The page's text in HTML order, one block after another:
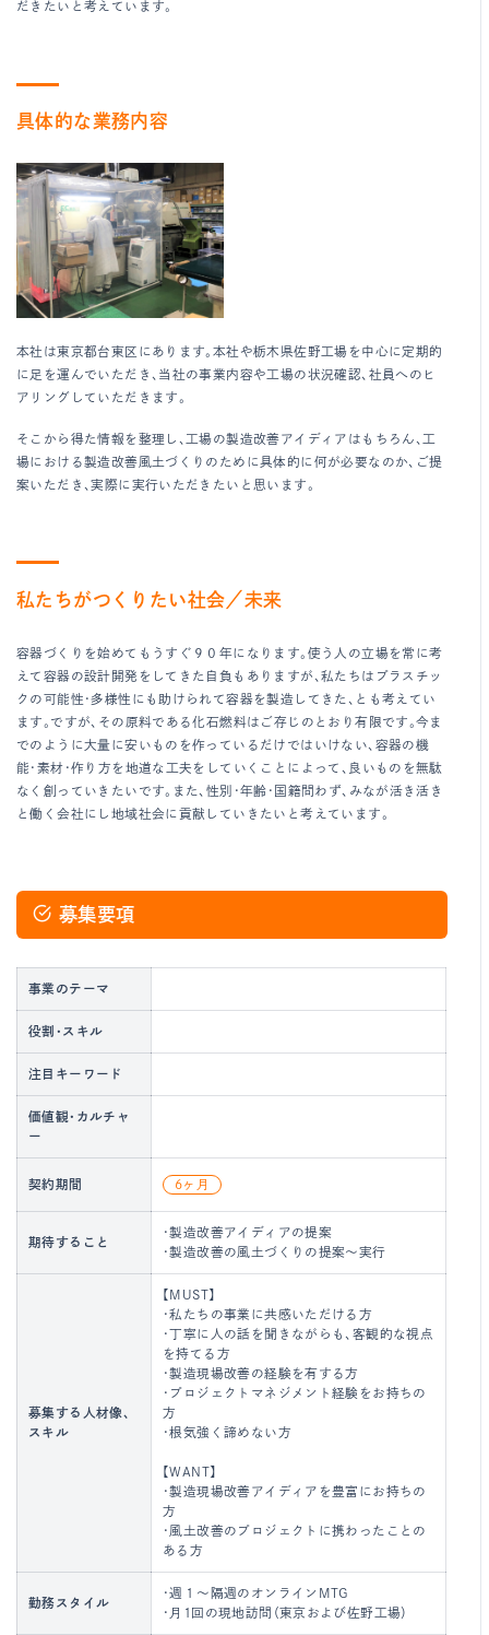
だきたいと考えています。
具体的な業務内容
本社は東京都台東区にあります。本社や栃木県佐野工場を中心に定期的
に足を運んでいただき、当社の事業内容や工場の状況確認、社員へのヒ
アリングしていただきます。
そこから得た情報を整理し、工場の製造改善アイディアはもちろん、工
場における製造改善風土づくりのために具体的に何が必要なのか、ご提
案いただき、実際に実行いただきたいと思います。
私たちがつくりたい社会／未来
容器づくりを始めてもうすぐ９０年になります。使う人の立場を常に考
えて容器の設計開発をしてきた自負もありますが、私たちはプラスチッ
クの可能性・多様性にも助けられて容器を製造してきた、とも考えてい
ます。ですが、その原料である化石燃料はご存じのとおり有限です。今ま
でのように大量に安いものを作っているだけではいけない、容器の機
能・素材・作り方を地道な工夫をしていくことによって、良いものを無駄
なく創っていきたいです。また、性別・年齢・国籍問わず、みなが活き活き
と働く会社にし地域社会に貢献していきたいと考えています。
募集要項
事業のテーマ
役割・スキル
注目キーワード
価値観・カルチャ
ー
契約期間 6ヶ月
期待すること
・製造改善アイディアの提案
・製造改善の風土づくりの提案～実行
募集する人材像、
スキル
【MUST】
・私たちの事業に共感いただける方
・丁寧に人の話を聞きながらも、客観的な視点
を持てる方
・製造現場改善の経験を有する方
・プロジェクトマネジメント経験をお持ちの
方
・根気強く諦めない方
【WANT】
・製造現場改善アイディアを豊富にお持ちの
方
・風土改善のプロジェクトに携わったことの
ある方
勤務スタイル
・週１～隔週のオンラインMTG
・月1回の現地訪問（東京および佐野工場）